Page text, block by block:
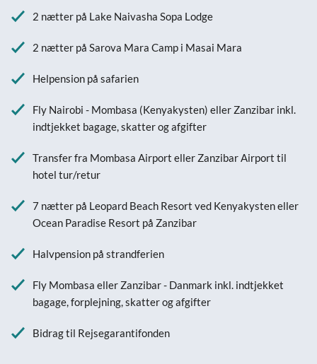
2 nætter på Lake Naivasha Sopa Lodge
2 nætter på Sarova Mara Camp i Masai Mara
Helpension på safarien
Fly Nairobi - Mombasa (Kenyakysten) eller Zanzibar inkl.
indtjekket bagage, skatter og afgifter
Transfer fra Mombasa Airport eller Zanzibar Airport til
hotel tur/retur
7 nætter på Leopard Beach Resort ved Kenyakysten eller
Ocean Paradise Resort på Zanzibar
Halvpension på strandferien
Fly Mombasa eller Zanzibar - Danmark inkl. indtjekket
bagage, forplejning, skatter og afgifter
Bidrag til Rejsegarantifonden